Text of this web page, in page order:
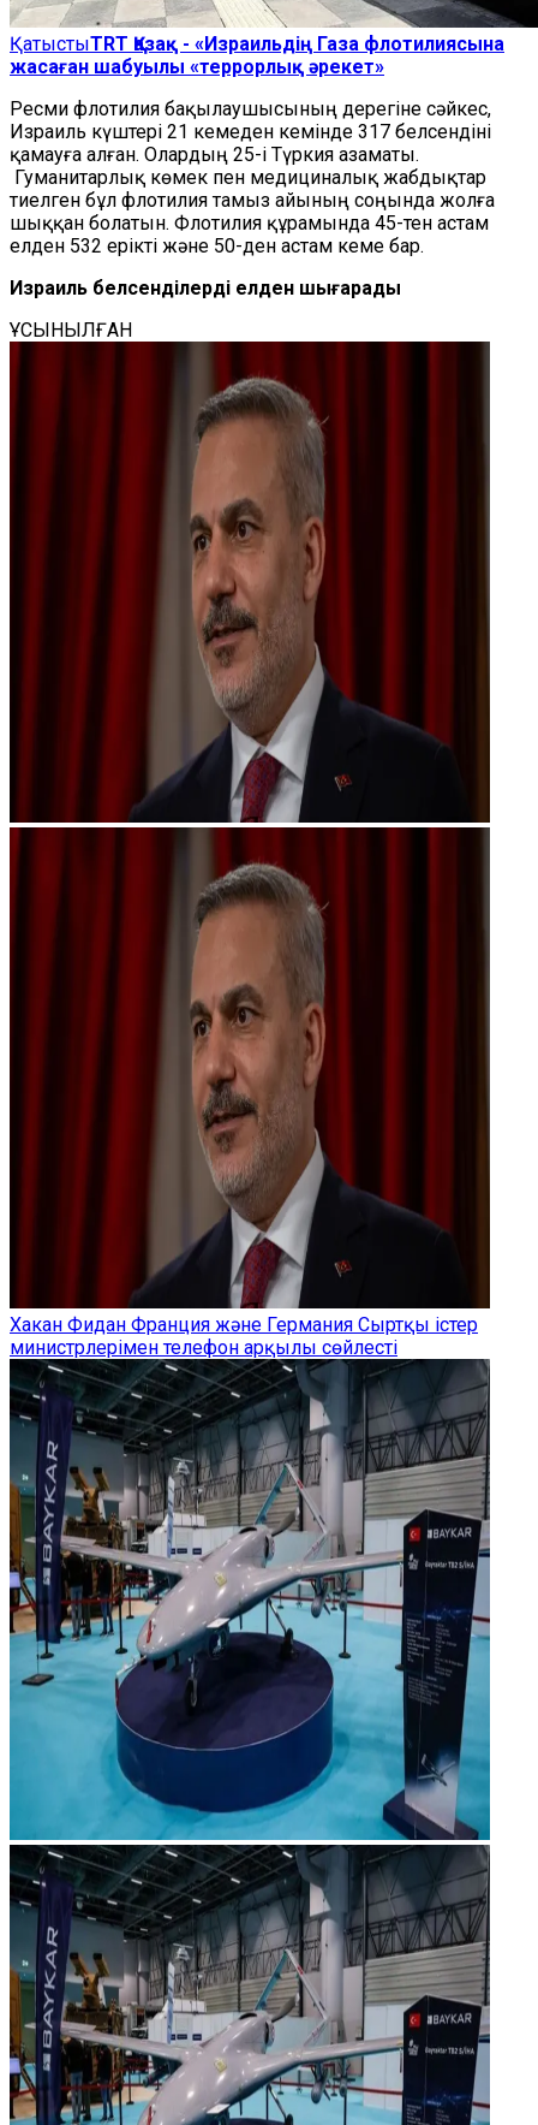
ҚатыстыTRT Қазақ - «Израильдің Газа флотилиясына
жасаған шабуылы «террорлық әрекет»
Ресми флотилия бақылаушысының дерегіне сәйкес,
Израиль күштері 21 кемеден кемінде 317 белсендіні
қамауға алған. Олардың 25-і Түркия азаматы.
Гуманитарлық көмек пен медициналық жабдықтар
тиелген бұл флотилия тамыз айының соңында жолға
шыққан болатын. Флотилия құрамында 45-тен астам
елден 532 ерікті және 50-ден астам кеме бар.
Израиль белсенділерді елден шығарады
ҰСЫНЫЛҒАН
Хакан Фидан Франция және Германия Сыртқы істер
министрлерімен телефон арқылы сөйлесті